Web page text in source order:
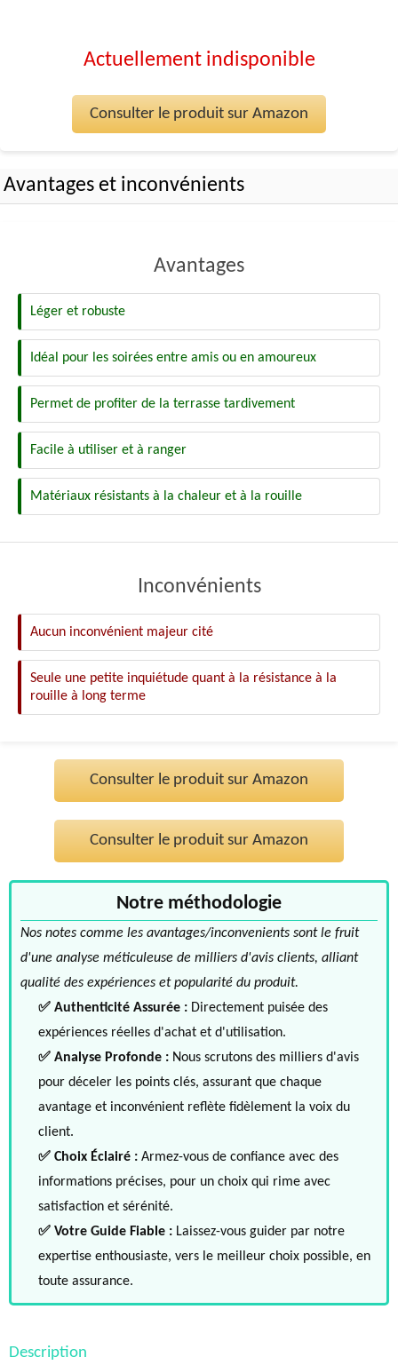
Actuellement indisponible
Consulter le produit sur Amazon
Avantages et inconvénients
Avantages
Léger et robuste
Idéal pour les soirées entre amis ou en amoureux
Permet de profiter de la terrasse tardivement
Facile à utiliser et à ranger
Matériaux résistants à la chaleur et à la rouille
Inconvénients
Aucun inconvénient majeur cité
Seule une petite inquiétude quant à la résistance à la
rouille à long terme
Consulter le produit sur Amazon
Consulter le produit sur Amazon
Notre méthodologie
Nos notes comme les avantages/inconvenients sont le fruit
d'une analyse méticuleuse de milliers d'avis clients, alliant
qualité des expériences et popularité du produit.
✅ Authenticité Assurée : Directement puisée des
expériences réelles d'achat et d'utilisation.
✅ Analyse Profonde : Nous scrutons des milliers d'avis
pour déceler les points clés, assurant que chaque
avantage et inconvénient reflète fidèlement la voix du
client.
✅ Choix Éclairé : Armez-vous de confiance avec des
informations précises, pour un choix qui rime avec
satisfaction et sérénité.
✅ Votre Guide Fiable : Laissez-vous guider par notre
expertise enthousiaste, vers le meilleur choix possible, en
toute assurance.
Description